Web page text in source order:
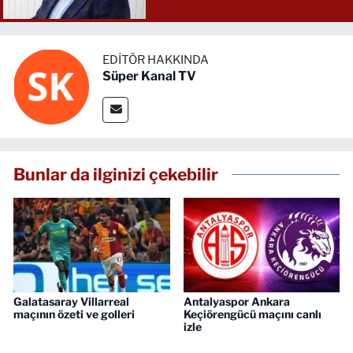
EDITÖR HAKKINDA
Süper Kanal TV
Bunlar da ilginizi çekebilir
Galatasaray Villarreal
maçının özeti ve golleri
Antalyaspor Ankara
Keçiörengücü maçını canlı
izle